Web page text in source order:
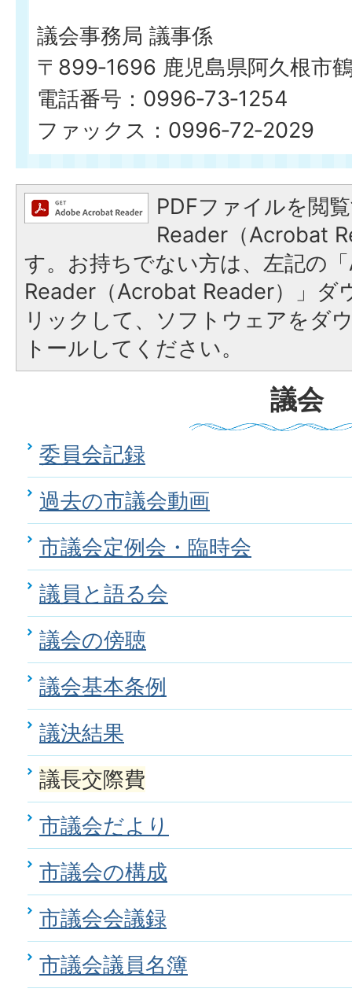
議会事務局 議事係
〒899‐1696 鹿児島県阿久根市
電話番号：0996‐73‐1254
ファックス：0996‐72‐2029
PDFファイルを閲
Reader（Acrobat
す。お持ちでない方は、左記の
Reader（Acrobat Reader）」ダ
リックして、ソフトウェアをダ
トールしてください。
議会
委員会記録
過去の市議会動画
市議会定例会・臨時会
議員と語る会
議会の傍聴
議会基本条例
議決結果
議長交際費
市議会だより
市議会の構成
市議会会議録
市議会議員名簿